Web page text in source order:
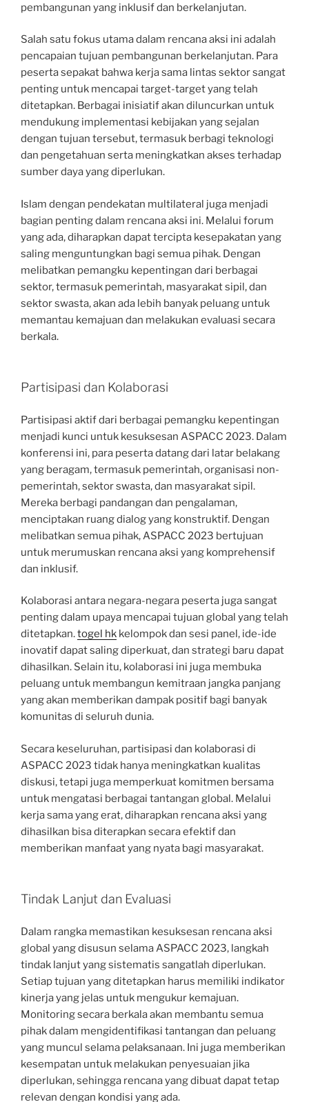
pembangunan yang inklusif dan berkelanjutan.
Salah satu fokus utama dalam rencana aksi ini adalah
pencapaian tujuan pembangunan berkelanjutan. Para
peserta sepakat bahwa kerja sama lintas sektor sangat
penting untuk mencapai target-target yang telah
ditetapkan. Berbagai inisiatif akan diluncurkan untuk
mendukung implementasi kebijakan yang sejalan
dengan tujuan tersebut, termasuk berbagi teknologi
dan pengetahuan serta meningkatkan akses terhadap
sumber daya yang diperlukan.
Islam dengan pendekatan multilateral juga menjadi
bagian penting dalam rencana aksi ini. Melalui forum
yang ada, diharapkan dapat tercipta kesepakatan yang
saling menguntungkan bagi semua pihak. Dengan
melibatkan pemangku kepentingan dari berbagai
sektor, termasuk pemerintah, masyarakat sipil, dan
sektor swasta, akan ada lebih banyak peluang untuk
memantau kemajuan dan melakukan evaluasi secara
berkala.
Partisipasi dan Kolaborasi
Partisipasi aktif dari berbagai pemangku kepentingan
menjadi kunci untuk kesuksesan ASPACC 2023. Dalam
konferensi ini, para peserta datang dari latar belakang
yang beragam, termasuk pemerintah, organisasi non-
pemerintah, sektor swasta, dan masyarakat sipil.
Mereka berbagi pandangan dan pengalaman,
menciptakan ruang dialog yang konstruktif. Dengan
melibatkan semua pihak, ASPACC 2023 bertujuan
untuk merumuskan rencana aksi yang komprehensif
dan inklusif.
Kolaborasi antara negara-negara peserta juga sangat
penting dalam upaya mencapai tujuan global yang telah
ditetapkan.togel hk kelompok dan sesi panel, ide-ide
inovatif dapat saling diperkuat, dan strategi baru dapat
dihasilkan. Selain itu, kolaborasi ini juga membuka
peluang untuk membangun kemitraan jangka panjang
yang akan memberikan dampak positif bagi banyak
komunitas di seluruh dunia.
Secara keseluruhan, partisipasi dan kolaborasi di
ASPACC 2023 tidak hanya meningkatkan kualitas
diskusi, tetapi juga memperkuat komitmen bersama
untuk mengatasi berbagai tantangan global. Melalui
kerja sama yang erat, diharapkan rencana aksi yang
dihasilkan bisa diterapkan secara efektif dan
memberikan manfaat yang nyata bagi masyarakat.
Tindak Lanjut dan Evaluasi
Dalam rangka memastikan kesuksesan rencana aksi
global yang disusun selama ASPACC 2023, langkah
tindak lanjut yang sistematis sangatlah diperlukan.
Setiap tujuan yang ditetapkan harus memiliki indikator
kinerja yang jelas untuk mengukur kemajuan.
Monitoring secara berkala akan membantu semua
pihak dalam mengidentifikasi tantangan dan peluang
yang muncul selama pelaksanaan. Ini juga memberikan
kesempatan untuk melakukan penyesuaian jika
diperlukan, sehingga rencana yang dibuat dapat tetap
relevan dengan kondisi yang ada.